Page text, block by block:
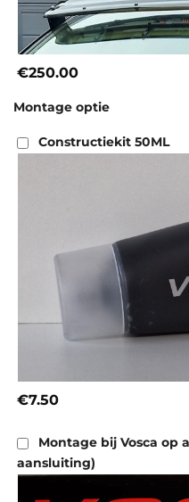
€250.00
Montage optie
Constructiekit 50ML
€7.50
Montage bij Vosca op
aansluiting)